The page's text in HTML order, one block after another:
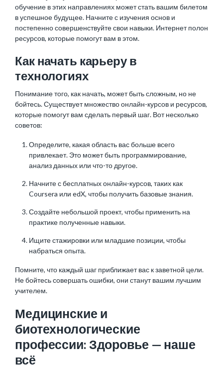
обучение в этих направлениях может стать вашим билетом
в успешное будущее. Начните с изучения основ и
постепенно совершенствуйте свои навыки. Интернет полон
ресурсов, которые помогут вам в этом.
Как начать карьеру в
технологиях
Понимание того, как начать, может быть сложным, но не
бойтесь. Существует множество онлайн-курсов и ресурсов,
которые помогут вам сделать первый шаг. Вот несколько
советов:
Определите, какая область вас больше всего
привлекает. Это может быть программирование,
анализ данных или что-то другое.
Начните с бесплатных онлайн-курсов, таких как
Coursera или edX, чтобы получить базовые знания.
Создайте небольшой проект, чтобы применить на
практике полученные навыки.
Ищите стажировки или младшие позиции, чтобы
набраться опыта.
Помните, что каждый шаг приближает вас к заветной цели.
Не бойтесь совершать ошибки, они станут вашим лучшим
учителем.
Медицинские и
биотехнологические
профессии: Здоровье — наше
всё